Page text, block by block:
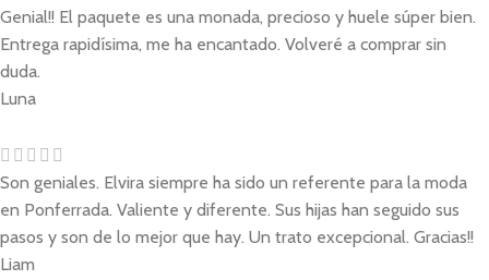
Genial!! El paquete es una monada, precioso y huele súper bien.
Entrega rapidísima, me ha encantado. Volveré a comprar sin
duda.
Luna
Son geniales. Elvira siempre ha sido un referente para la moda
en Ponferrada. Valiente y diferente. Sus hijas han seguido sus
pasos y son de lo mejor que hay. Un trato excepcional. Gracias!!
Liam